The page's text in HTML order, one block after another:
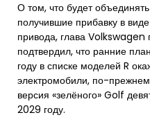
О том, что будет
получившие прибавку в
привода, глава Volkswagen
подтвердил, что ранние
году в списке моделей R
электромобили, по-
версия «зелёного» Golf
2029 году.